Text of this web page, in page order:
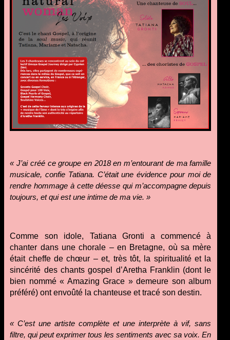
« J’ai créé ce groupe en 2018 en m’entourant de ma famille
musicale, confie Tatiana. C’était une évidence pour moi de
rendre hommage à cette déesse qui m’accompagne depuis
toujours, et qui est une intime de ma vie. »
Comme son idole, Tatiana Gronti a commencé à
chanter dans une chorale – en Bretagne, où sa mère
était cheffe de chœur – et, très tôt, la spiritualité et la
sincérité des chants gospel d’Aretha Franklin (dont le
bien nommé « Amazing Grace » demeure son album
préféré) ont envoûté la chanteuse et tracé son destin.
« C’est une artiste complète et une interprète à vif, sans
filtre, qui peut exprimer tous les sentiments avec sa voix. En